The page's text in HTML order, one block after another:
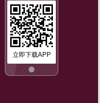
立即下载APP